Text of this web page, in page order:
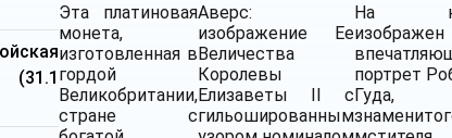
Эта платиновая
монета,
изготовленная в
гордой
Великобритании,
стране с
Аверс:
изображение Ее
Величества
Королевы
Елизаветы II с
гильошированным
На
изображен
портрет
Гуда,